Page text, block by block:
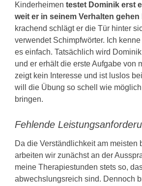
Kinderheimen testet Dominik erst
weit er in seinem Verhalten gehen
krachend schlägt er die Tür hinter
verwendet Schimpfwörter. Ich
es einfach. Tatsächlich wird
und er erhält die erste Aufgabe von
zeigt kein Interesse und ist luslos
will die Übung so schell wie
bringen.
Fehlende
Da die Verständlichkeit am meisten
arbeiten wir zunächst an der
meine Therapiestunden stets so,
abwechslungsreich sind. Dennoch